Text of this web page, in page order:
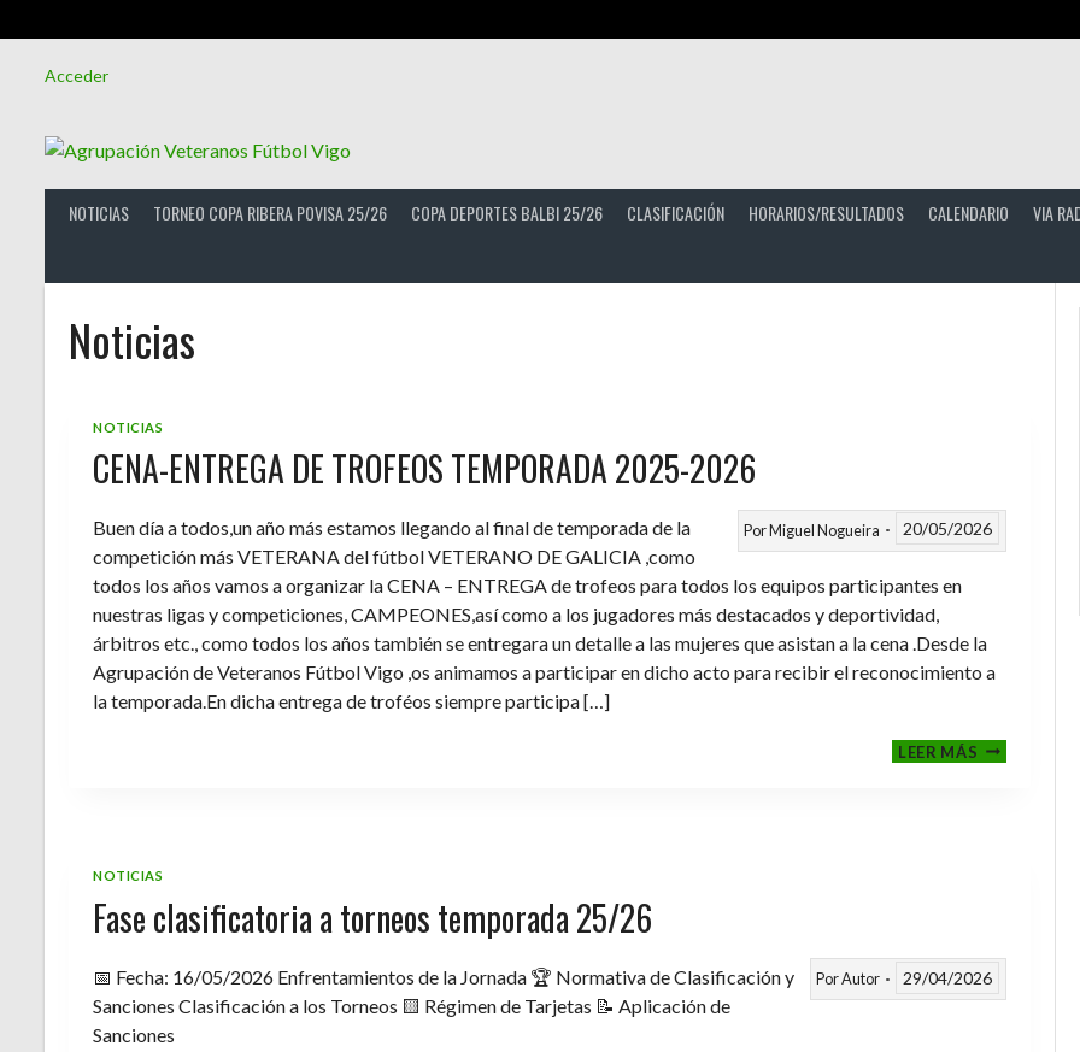
Acceder
NOTICIAS TORNEO COPA RIBERA POVISA 25/26 COPA DEPORTES BALBI 25/26 CLASIFICACIÓN HORARIOS/RESULTADOS CALENDARIO VIA
Noticias
NOTICIAS
CENA-ENTREGA DE TROFEOS TEMPORADA 2025-2026
PorMiguel Nogueira 20/05/2026
Buen día a todos,un año más estamos llegando al final de temporada de la
competición más VETERANA del fútbol VETERANO DE GALICIA ,como
todos los años vamos a organizar la CENA – ENTREGA de trofeos para todos los equipos participantes en
nuestras ligas y competiciones, CAMPEONES,así como a los jugadores más destacados y deportividad,
árbitros etc., como todos los años también se entregara un detalle a las mujeres que asistan a la cena .Desde la
Agrupación de Veteranos Fútbol Vigo ,os animamos a participar en dicho acto para recibir el reconocimiento a
la temporada.En dicha entrega de troféos siempre participa […]
LEER MÁSCENA-
ENTREGA
NOTICIAS
Fase clasificatoria a torneos temporada 25/26
PorAutor 29/04/2026
📅 Fecha: 16/05/2026 Enfrentamientos de la Jornada 🏆 Normativa de Clasificación y
Sanciones Clasificación a los Torneos 🟨 Régimen de Tarjetas 📝 Aplicación de
Sanciones